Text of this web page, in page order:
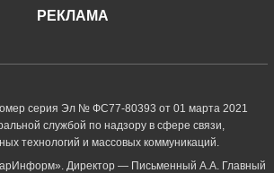
РЕКЛАМА
серия Эл № ФС77-80393 от 01 марта 2021
службой по надзору в сфере связи,
технологий и массовых коммуникаций.
Директор — Письменный А.А. Главный